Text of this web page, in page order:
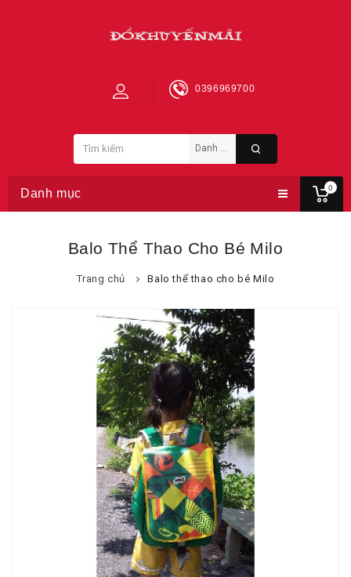
0
0396969700
Danh mục
Balo Thể Thao Cho Bé Milo
Trang chủ Balo thể thao cho bé Milo